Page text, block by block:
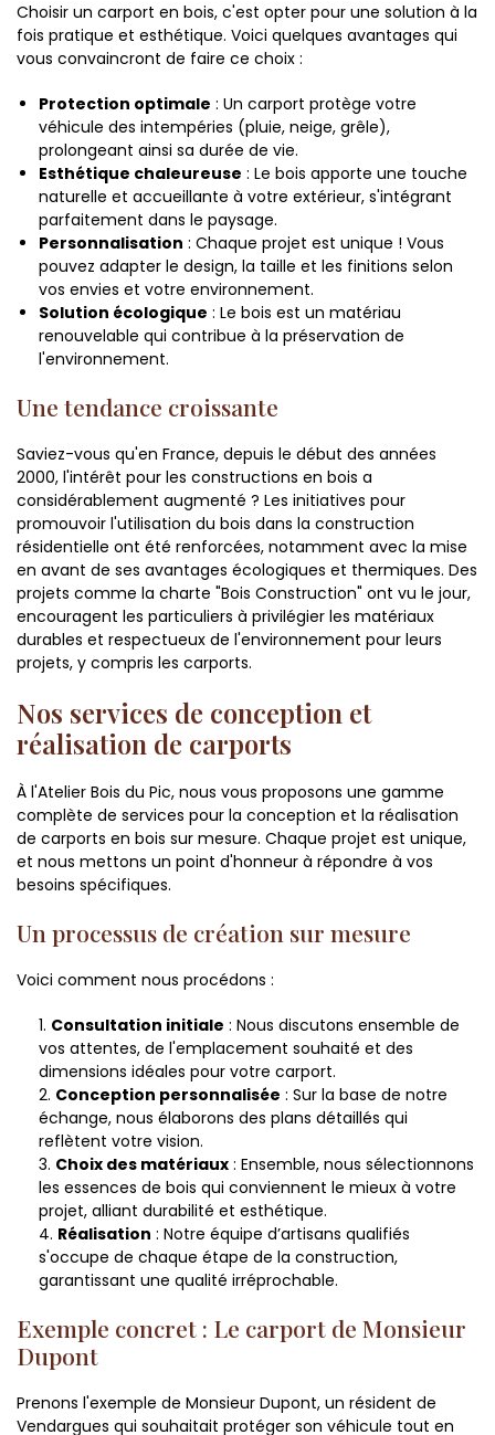
Choisir un carport en bois, c'est opter pour une solution à la
fois pratique et esthétique. Voici quelques avantages qui
vous convaincront de faire ce choix :
Protection optimale : Un carport protège votre
véhicule des intempéries (pluie, neige, grêle),
prolongeant ainsi sa durée de vie.
Esthétique chaleureuse : Le bois apporte une touche
naturelle et accueillante à votre extérieur, s'intégrant
parfaitement dans le paysage.
Personnalisation : Chaque projet est unique ! Vous
pouvez adapter le design, la taille et les finitions selon
vos envies et votre environnement.
Solution écologique : Le bois est un matériau
renouvelable qui contribue à la préservation de
l'environnement.
Une tendance croissante
Saviez-vous qu'en France, depuis le début des années
2000, l'intérêt pour les constructions en bois a
considérablement augmenté ? Les initiatives pour
promouvoir l'utilisation du bois dans la construction
résidentielle ont été renforcées, notamment avec la mise
en avant de ses avantages écologiques et thermiques. Des
projets comme la charte "Bois Construction" ont vu le jour,
encouragent les particuliers à privilégier les matériaux
durables et respectueux de l'environnement pour leurs
projets, y compris les carports.
Nos services de conception et
réalisation de carports
À l'Atelier Bois du Pic, nous vous proposons une gamme
complète de services pour la conception et la réalisation
de carports en bois sur mesure. Chaque projet est unique,
et nous mettons un point d'honneur à répondre à vos
besoins spécifiques.
Un processus de création sur mesure
Voici comment nous procédons :
Consultation initiale : Nous discutons ensemble de
vos attentes, de l'emplacement souhaité et des
dimensions idéales pour votre carport.
Conception personnalisée : Sur la base de notre
échange, nous élaborons des plans détaillés qui
reflètent votre vision.
Choix des matériaux : Ensemble, nous sélectionnons
les essences de bois qui conviennent le mieux à votre
projet, alliant durabilité et esthétique.
Réalisation : Notre équipe d’artisans qualifiés
s'occupe de chaque étape de la construction,
garantissant une qualité irréprochable.
Exemple concret : Le carport de Monsieur
Dupont
Prenons l'exemple de Monsieur Dupont, un résident de
Vendargues qui souhaitait protéger son véhicule tout en